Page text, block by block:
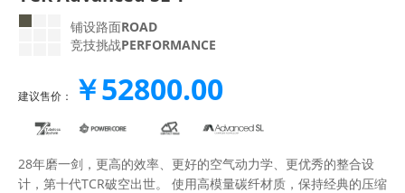
铺设路面ROAD
竞技挑战PERFORMANCE
建议售价： ￥52800.00
28年磨一剑，更高的效率、更好的空气动力学、更优秀的整合设
计，第十代TCR破空出世。 使用高模量碳纤材质，保持经典的压缩